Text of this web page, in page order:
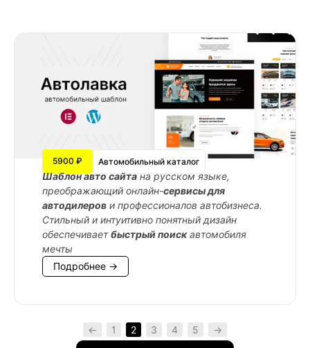
5900 ₽ Автомобильный каталог
Шаблон авто сайта на русском языке,
преображающий онлайн-сервисы для
автодилеров и профессионалов автобизнеса.
Стильный и интуитивно понятный дизайн
обеспечиваетбыстрый поискавтомобиля
мечты
Подробнее →
← 1 2 3 4 5 →